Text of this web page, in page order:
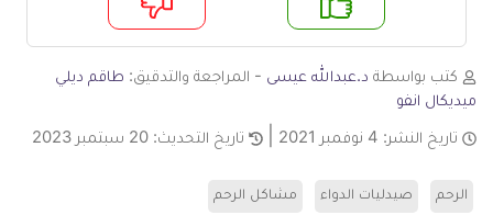
لا
كتب بواسطة د.عبدالله عيسى - المراجعة والتدقيق: طاقم ديلي
ميديكال انفو
تاريخ النشر: 4 نوفمبر 2021 تاريخ التحديث: 20 سبتمبر 2023
الرحم صيدليات الدواء مشاكل الرحم